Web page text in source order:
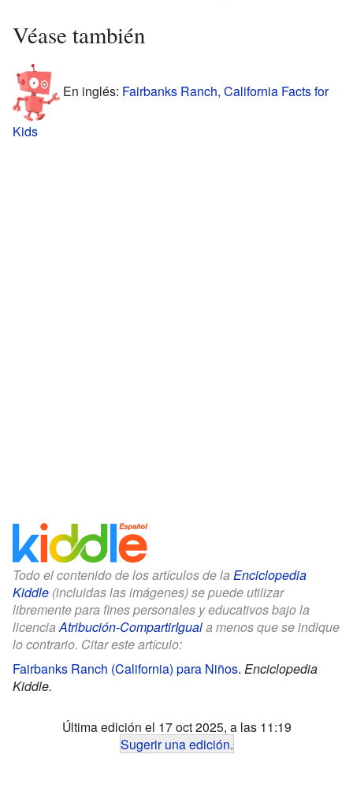
Véase también
En inglés: Fairbanks Ranch, California Facts for
Kids
Todo el contenido de los artículos de la Enciclopedia
Kiddle (incluidas las imágenes) se puede utilizar
libremente para fines personales y educativos bajo la
licenciaAtribución-CompartirIguala menos que se indique
lo contrario. Citar este artículo:
Fairbanks Ranch (California) para Niños. Enciclopedia
Kiddle.
Última edición el 17 oct 2025, a las 11:19
Sugerir una edición.